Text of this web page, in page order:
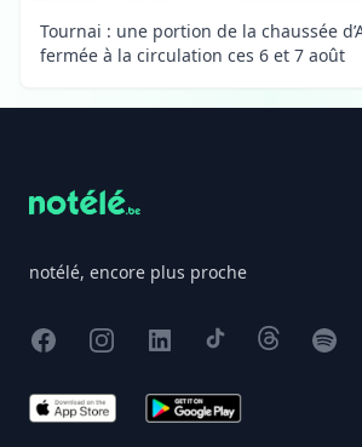
Tournai : une portion de la chaussée
fermée à la circulation ces 6 et 7 août
notélé, encore plus proche
FacebookInstagram
X TikTokThreadsSpotify
App Store Google Play